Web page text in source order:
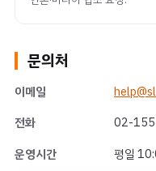
문의처
이메일
전화
02-
운영시간
평일